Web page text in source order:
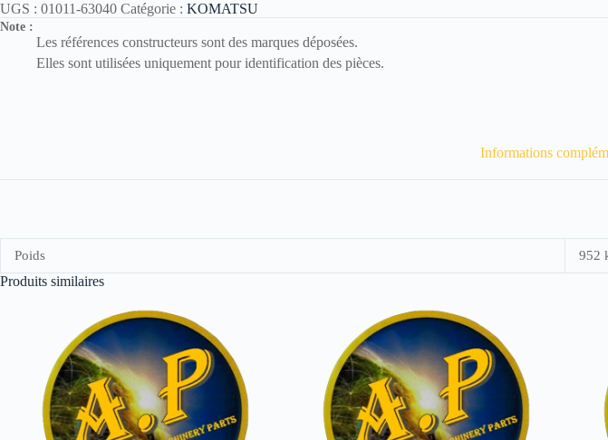
UGS : 01011-63040 Catégorie : KOMATSU
Note :
Les références constructeurs sont des marques déposées.
Elles sont utilisées uniquement pour identification des pièces.
Informations
Poids 952
Produits similaires